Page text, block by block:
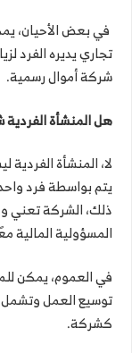
في بعض الأحيان،
تجاري يديره الفرد
شركة أموال رسمية.
هل المنشأة
لا، المنشأة
يتم بواسطة فرد
ذلك، الشركة تعني
المسؤولية المالية
في العموم، يمكن
توسيع العمل
كشركة.